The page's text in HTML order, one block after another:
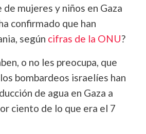
de mujeres y niños en Gaza
confirmado que han
según cifras de la ONU?
o no les preocupa, que
bombardeos israelíes han
de agua en Gaza a
ciento de lo que era el 7